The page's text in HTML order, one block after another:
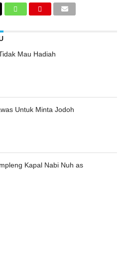
Mau Hadiah
Untuk Minta Jodoh
Kapal Nabi Nuh as